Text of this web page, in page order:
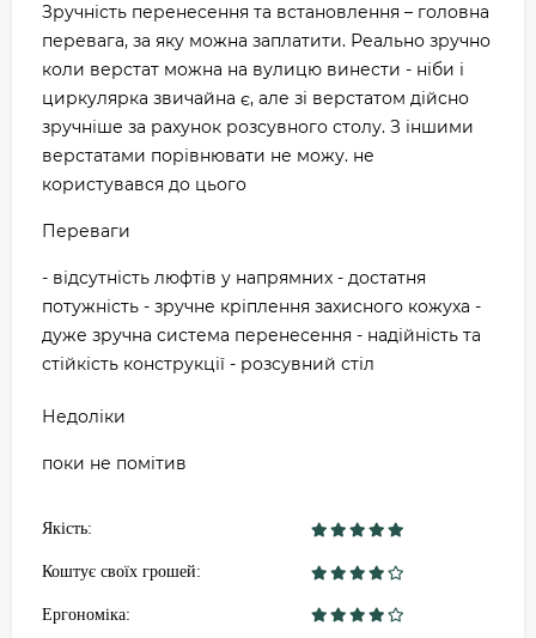
Зручність перенесення та встановлення – головна
перевага, за яку можна заплатити. Реально зручно
коли верстат можна на вулицю винести - ніби і
циркулярка звичайна є, але зі верстатом дійсно
зручніше за рахунок розсувного столу. З іншими
верстатами порівнювати не можу. не
користувався до цього
Переваги
- відсутність люфтів у напрямних - достатня
потужність - зручне кріплення захисного кожуха -
дуже зручна система перенесення - надійність та
стійкість конструкції - розсувний стіл
Недоліки
поки не помітив
Якість:
Коштує своїх грошей:
Ергономіка: